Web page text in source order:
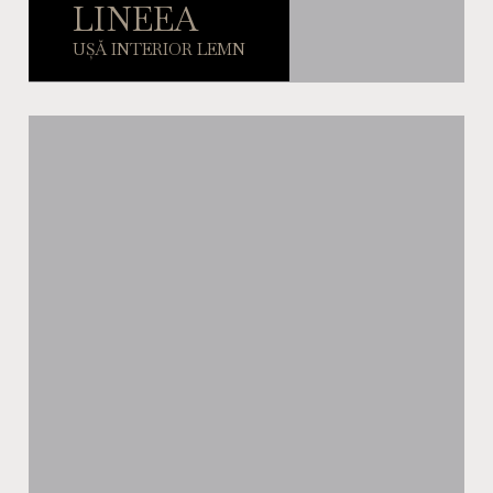
LINEEA
UȘĂ INTERIOR LEMN